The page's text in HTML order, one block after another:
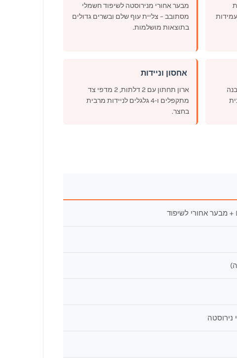
מבער אחורי מנירוסטה לשיפוד חשמלי
מסתובב – צליית עוף שלם ובשרים גדולים
בתוצאות מושלמות.
️ אחסון וניידות
ארון תחתון עם 2 דלתות, 2 מדפי צד
מתקפלים ו-4 גלגלים לניידות מרבית
בחצר.